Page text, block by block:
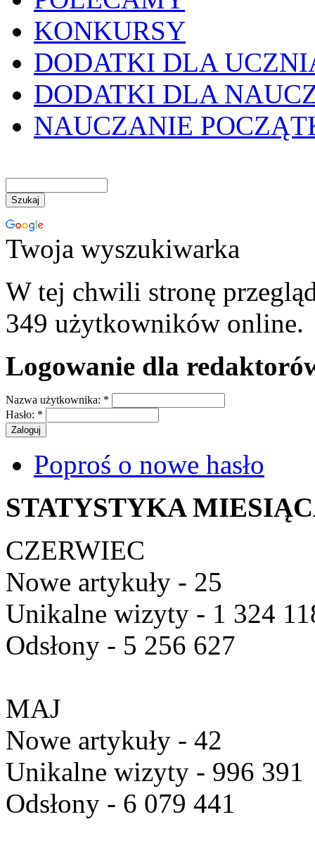
KONKURSY
DODATKI DLA
DODATKI DLA
NAUCZANIE
Twoja wyszukiwarka
W tej chwili stronę
349 użytkowników online.
Logowanie dla
Nazwa użytkownika: *
Hasło: *
Poproś o nowe hasło
STATYSTYKA
CZERWIEC
Nowe artykuły - 25
Unikalne wizyty - 1 324
Odsłony - 5 256 627
MAJ
Nowe artykuły - 42
Unikalne wizyty - 996 391
Odsłony - 6 079 441